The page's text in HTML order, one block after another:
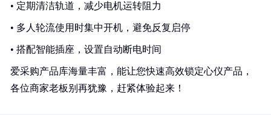
• 定期清洁轨道，减少电机运转阻力
• 多人轮流使用时集中开机，避免反复启停
• 搭配智能插座，设置自动断电时间
爱采购产品库海量丰富，能让您快速高效锁定心仪产品，
各位商家老板别再犹豫，赶紧体验起来！